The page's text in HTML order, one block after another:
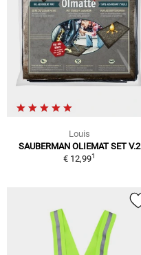
Louis
SAUBERMAN OLIEMAT SET V.2
€ 12,991